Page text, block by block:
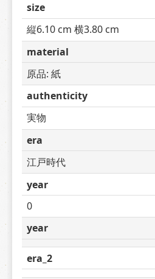
size
縦6.10 cm 横3.80 cm
material
原品: 紙
authenticity
実物
era
江戸時代
year
0
year
era_2